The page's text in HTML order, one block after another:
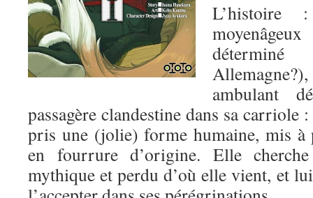
L’histoire
ambulant
passagère clandestine dans sa carriole
pris une (jolie) forme humaine, mis à
en fourrure d’origine. Elle
mythique et perdu d’où elle vient, et